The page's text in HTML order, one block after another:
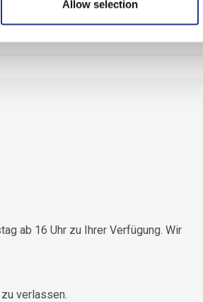
Allow selection
– dieses Haus wird all Ihren
ab 16 Uhr zu Ihrer Verfügung. Wir
verlassen.